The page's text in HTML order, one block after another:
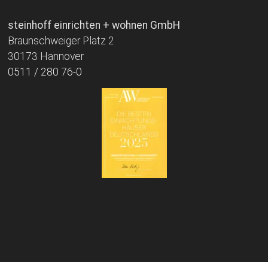
steinhoff einrichten + wohnen GmbH
Braunschweiger Platz 2
30173 Hannover
0511 / 280 76-0